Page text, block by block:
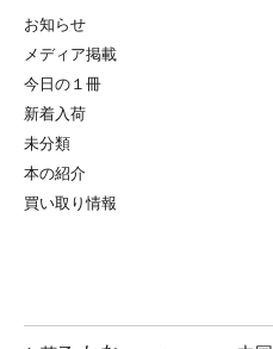
お知らせ
メディア掲載
今日の１冊
新着入荷
未分類
本の紹介
買い取り情報